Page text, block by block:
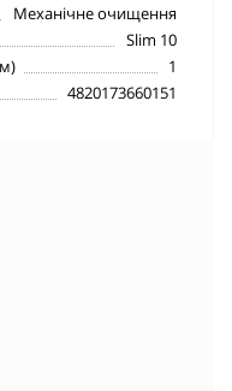
Механічне очищення
Slim 10
1
4820173660151